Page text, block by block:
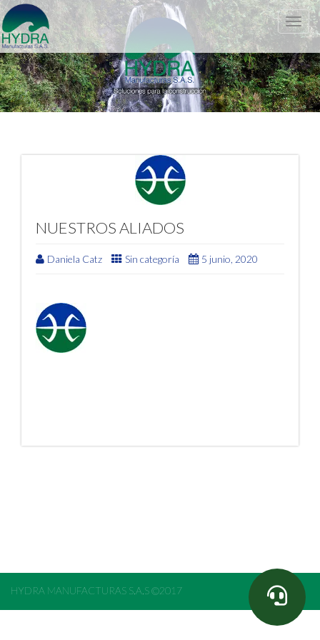
Toggle
NUESTROS ALIADOS
Daniela Catz Sin categoría 5 junio, 2020
HYDRA MANUFACTURAS S.A.S ©2017